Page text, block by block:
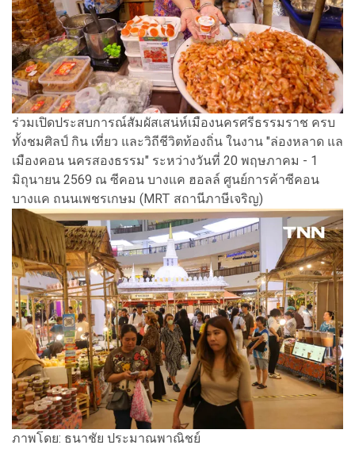
ร่วมเปิดประสบการณ์สัมผัสเสน่ห์เมืองนครศรีธรรมราช ครบ
ทั้งชมศิลป์ กิน เที่ยว และวิถีชีวิตท้องถิ่น ในงาน "ล่องหลาด แล
เมืองคอน นครสองธรรม" ระหว่างวันที่ 20 พฤษภาคม - 1
มิถุนายน 2569 ณ ซีคอน บางแค ฮอลล์ ศูนย์การค้าซีคอน
บางแค ถนนเพชรเกษม (MRT สถานีภาษีเจริญ)
ภาพโดย: ธนาชัย ประมาณพาณิชย์